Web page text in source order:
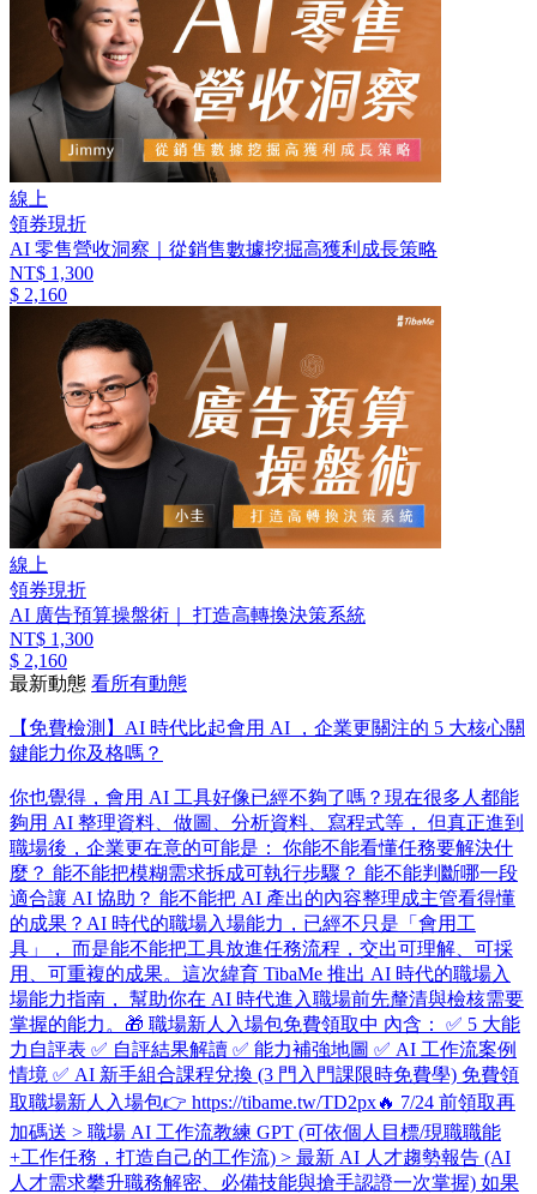
線上
領券現折
AI 零售營收洞察｜從銷售數據挖掘高獲利成長策略
NT$ 1,300
$ 2,160
線上
領券現折
AI 廣告預算操盤術｜ 打造高轉換決策系統
NT$ 1,300
$ 2,160
最新動態 看所有動態
【免費檢測】AI 時代比起會用 AI ，企業更關注的 5 大核心關
鍵能力你及格嗎？
你也覺得，會用 AI 工具好像已經不夠了嗎？ ​ 現在很多人都能
夠用 AI 整理資料、做圖、分析資料、寫程式等， 但真正進到
職場後，企業更在意的可能是： 你能不能看懂任務要解決什
麼？ 能不能把模糊需求拆成可執行步驟？ 能不能判斷哪一段
適合讓 AI 協助？ 能不能把 AI 產出的內容整理成主管看得懂
的成果？ ​ AI 時代的職場入場能力，已經不只是「會用工
具」， 而是能不能把工具放進任務流程，交出可理解、可採
用、可重複的成果。 ​ 這次緯育 TibaMe 推出 AI 時代的職場入
場能力指南， 幫助你在 AI 時代進入職場前先釐清與檢核需要
掌握的能力。 ​ 🎁 職場新人入場包免費領取中 內含： ✅ 5 大能
力自評表 ✅ 自評結果解讀 ✅ 能力補強地圖 ✅ AI 工作流案例
情境 ✅ AI 新手組合課程兌換 (3 門入門課限時免費學) 免費領
取職場新人入場包👉 https://tibame.tw/TD2px ​ 🔥 7/24 前領取再
加碼送 > 職場 AI 工作流教練 GPT (可依個人目標/現職職能
+工作任務，打造自己的工作流) > 最新 AI 人才趨勢報告 (AI
人才需求攀升職務解密、必備技能與搶手認證一次掌握) 如果